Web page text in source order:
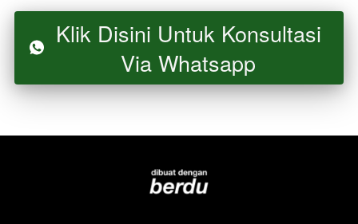
`
Klik Disini Untuk Konsultasi
Via Whatsapp